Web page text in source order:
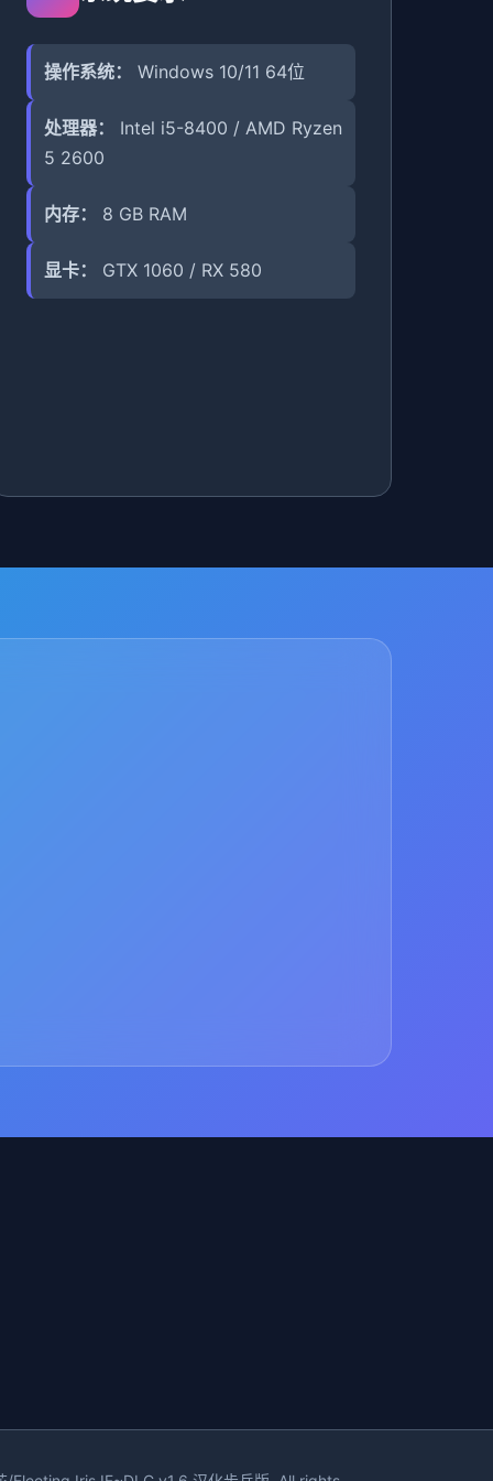
操作系统： Windows 10/11 64位
处理器：
Intel i5-8400 / AMD Ryzen
5 2600
内存： 8 GB RAM
显卡： GTX 1060 / RX 580